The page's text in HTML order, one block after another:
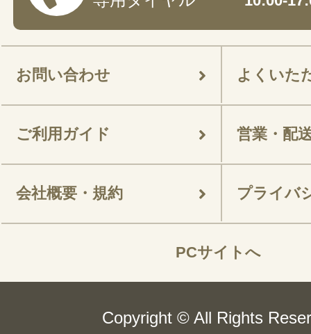
お問い合わせ よくいた
ご利用ガイド 営業・配
会社概要・規約 プライバ
PCサイトへ
Copyright © All Rights